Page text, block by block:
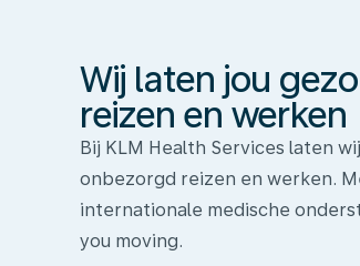
onbezorgd
reizen
en
Wij laten jou
reizen en werken
Bij KLM Health Services laten
onbezorgd reizen en werken.
internationale medische
you moving.